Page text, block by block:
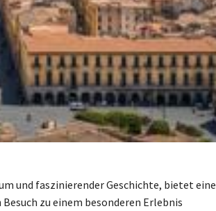
und faszinierender Geschichte, bietet eine
zu einem besonderen Erlebnis